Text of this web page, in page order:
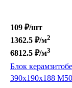
109 ₽/шт
1362.5 ₽/м2
6812.5 ₽/м3
Блок
390х190х188